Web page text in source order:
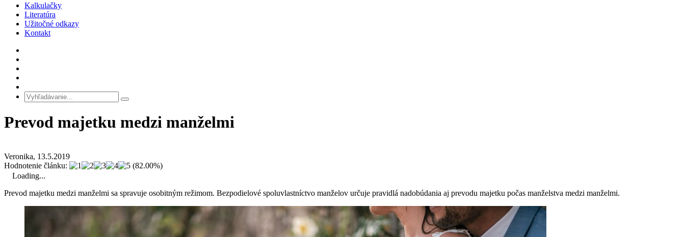
Kalkulačky
Literatúra
Užitočné odkazy
Kontakt
Prevod majetku medzi manželmi
Veronika, 13.5.2019
Hodnotenie článku:
(82.00%)
Loading...
Prevod majetku medzi manželmi sa spravuje osobitným režimom. Bezpodielové spoluvlastníctvo manželov určuje pravidlá nadobúdania aj prevodu majetku počas manželstva medzi manželmi.